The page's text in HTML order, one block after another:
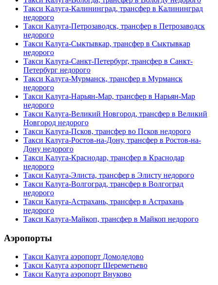
Такси Калуга-Калининград, трансфер в Калининград
недорого
Такси Калуга-Петрозаводск, трансфер в Петрозаводск
недорого
Такси Калуга-Сыктывкар, трансфер в Сыктывкар
недорого
Такси Калуга-Санкт-Петербург, трансфер в Санкт-
Петербург недорого
Такси Калуга-Мурманск, трансфер в Мурманск
недорого
Такси Калуга-Нарьян-Мар, трансфер в Нарьян-Мар
недорого
Такси Калуга-Великий Новгород, трансфер в Великий
Новгород недорого
Такси Калуга-Псков, трансфер во Псков недорого
Такси Калуга-Ростов-на-Дону, трансфер в Ростов-на-
Дону недорого
Такси Калуга-Краснодар, трансфер в Краснодар
недорого
Такси Калуга-Элиста, трансфер в Элисту недорого
Такси Калуга-Волгоград, трансфер в Волгоград
недорого
Такси Калуга-Астрахань, трансфер в Астрахань
недорого
Такси Калуга-Майкоп, трансфер в Майкоп недорого
Аэропорты
Такси Калуга аэропорт Домодедово
Такси Калуга аэропорт Шереметьево
Такси Калуга аэропорт Внуково